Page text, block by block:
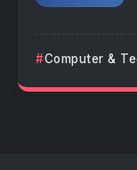
Computer &